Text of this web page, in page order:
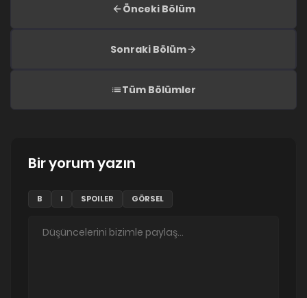
Önceki Bölüm
Sonraki Bölüm
Tüm Bölümler
Bir yorum yazın
B I SPOILER GÖRSEL